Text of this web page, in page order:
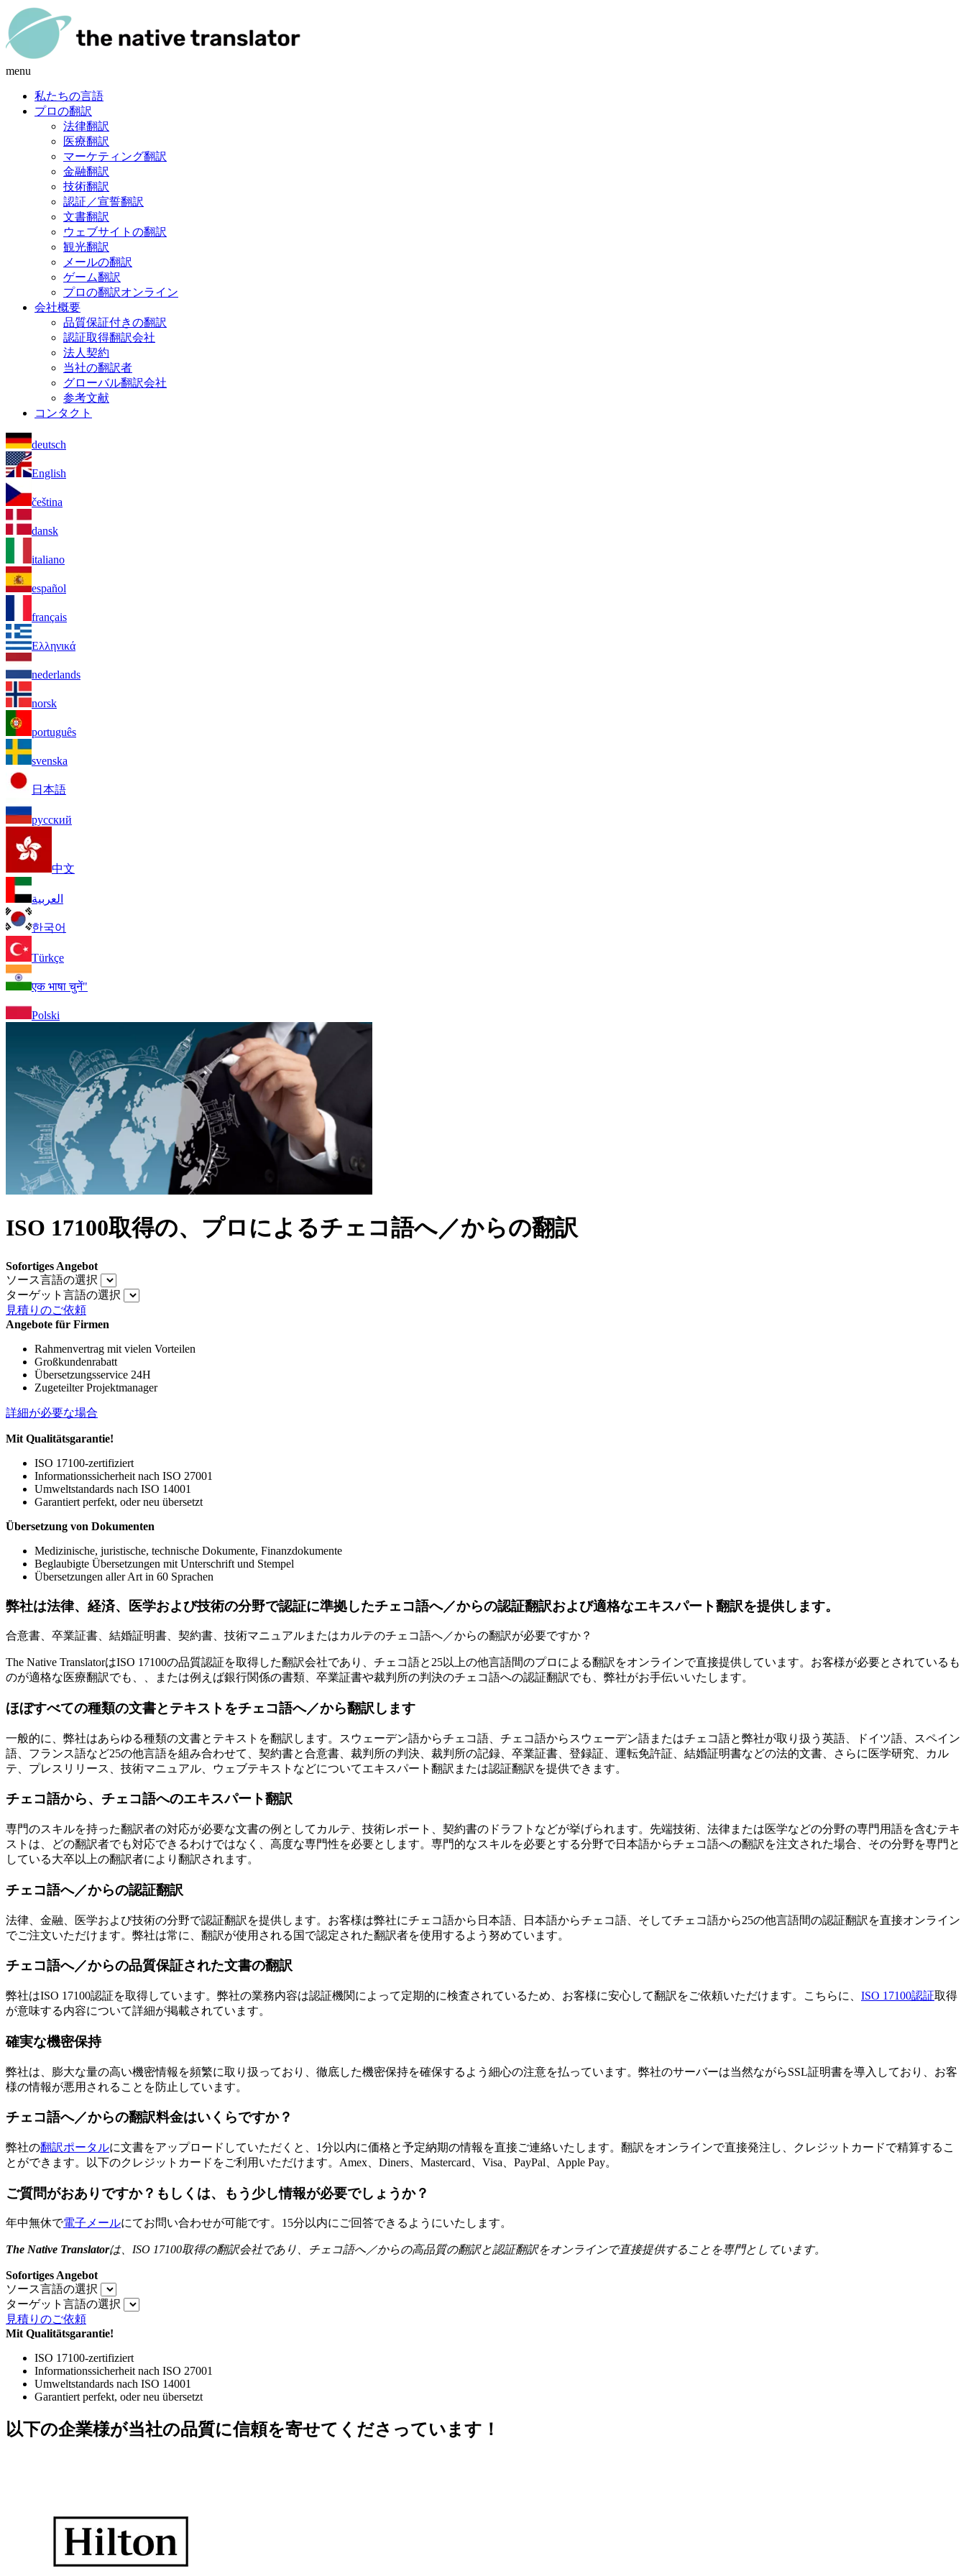
menu
私たちの言語
プロの翻訳
法律翻訳
医療翻訳
マーケティング翻訳
金融翻訳
技術翻訳
認証／宣誓翻訳
文書翻訳
ウェブサイトの翻訳
観光翻訳
メールの翻訳
ゲーム翻訳
プロの翻訳オンライン
会社概要
品質保証付きの翻訳
認証取得翻訳会社
法人契約
当社の翻訳者
グローバル翻訳会社
参考文献
コンタクト
deutsch
English
čeština
dansk
italiano
español
français
Ελληνικά
nederlands
norsk
português
svenska
日本語
русский
中文
العربية
한국어
Türkçe
एक भाषा चुनें"
Polski
ISO 17100取得の、プロによるチェコ語へ／からの翻訳
Sofortiges Angebot
ソース言語の選択
ターゲット言語の選択
見積りのご依頼
Angebote für Firmen
Rahmenvertrag mit vielen Vorteilen
Großkundenrabatt
Übersetzungsservice 24H
Zugeteilter Projektmanager
詳細が必要な場合
Mit Qualitätsgarantie!
ISO 17100-zertifiziert
Informationssicherheit nach ISO 27001
Umweltstandards nach ISO 14001
Garantiert perfekt, oder neu übersetzt
Übersetzung von Dokumenten
Medizinische, juristische, technische Dokumente, Finanzdokumente
Beglaubigte Übersetzungen mit Unterschrift und Stempel
Übersetzungen aller Art in 60 Sprachen
弊社は法律、経済、医学および技術の分野で認証に準拠したチェコ語へ／からの認証翻訳および適格なエキスパート翻訳を提供します。
合意書、卒業証書、結婚証明書、契約書、技術マニュアルまたはカルテのチェコ語へ／からの翻訳が必要ですか？
The Native TranslatorはISO 17100の品質認証を取得した翻訳会社であり、チェコ語と25以上の他言語間のプロによる翻訳をオンラインで直接提供しています。お客様が必要とされているも
のが適格な医療翻訳でも、、または例えば銀行関係の書類、卒業証書や裁判所の判決のチェコ語への認証翻訳でも、弊社がお手伝いいたします。
ほぼすべての種類の文書とテキストをチェコ語へ／から翻訳します
一般的に、弊社はあらゆる種類の文書とテキストを翻訳します。スウェーデン語からチェコ語、チェコ語からスウェーデン語またはチェコ語と弊社が取り扱う英語、ドイツ語、スペイン
語、フランス語など25の他言語を組み合わせて、契約書と合意書、裁判所の判決、裁判所の記録、卒業証書、登録証、運転免許証、結婚証明書などの法的文書、さらに医学研究、カル
テ、プレスリリース、技術マニュアル、ウェブテキストなどについてエキスパート翻訳または認証翻訳を提供できます。
チェコ語から、チェコ語へのエキスパート翻訳
専門のスキルを持った翻訳者の対応が必要な文書の例としてカルテ、技術レポート、契約書のドラフトなどが挙げられます。先端技術、法律または医学などの分野の専門用語を含むテキ
ストは、どの翻訳者でも対応できるわけではなく、高度な専門性を必要とします。専門的なスキルを必要とする分野で日本語からチェコ語への翻訳を注文された場合、その分野を専門と
している大卒以上の翻訳者により翻訳されます。
チェコ語へ／からの認証翻訳
法律、金融、医学および技術の分野で認証翻訳を提供します。お客様は弊社にチェコ語から日本語、日本語からチェコ語、そしてチェコ語から25の他言語間の認証翻訳を直接オンライン
でご注文いただけます。弊社は常に、翻訳が使用される国で認定された翻訳者を使用するよう努めています。
チェコ語へ／からの品質保証された文書の翻訳
弊社はISO 17100認証を取得しています。弊社の業務内容は認証機関によって定期的に検査されているため、お客様に安心して翻訳をご依頼いただけます。こちらに、 ISO 17100認証取得
が意味する内容について詳細が掲載されています。
確実な機密保持
弊社は、膨大な量の高い機密情報を頻繁に取り扱っており、徹底した機密保持を確保するよう細心の注意を払っています。弊社のサーバーは当然ながらSSL証明書を導入しており、お客
様の情報が悪用されることを防止しています。
チェコ語へ／からの翻訳料金はいくらですか？
弊社の翻訳ポータルに文書をアップロードしていただくと、1分以内に価格と予定納期の情報を直接ご連絡いたします。翻訳をオンラインで直接発注し、クレジットカードで精算するこ
とができます。以下のクレジットカードをご利用いただけます。Amex、Diners、Mastercard、Visa、PayPal、Apple Pay。
ご質問がおありですか？もしくは、もう少し情報が必要でしょうか？
年中無休で電子メールにてお問い合わせが可能です。15分以内にご回答できるようにいたします。
The Native Translatorは、 ISO 17100取得の翻訳会社であり、チェコ語へ／からの高品質の翻訳と認証翻訳をオンラインで直接提供することを専門としています。
Sofortiges Angebot
ソース言語の選択
ターゲット言語の選択
見積りのご依頼
Mit Qualitätsgarantie!
ISO 17100-zertifiziert
Informationssicherheit nach ISO 27001
Umweltstandards nach ISO 14001
Garantiert perfekt, oder neu übersetzt
以下の企業様が当社の品質に信頼を寄せてくださっています！